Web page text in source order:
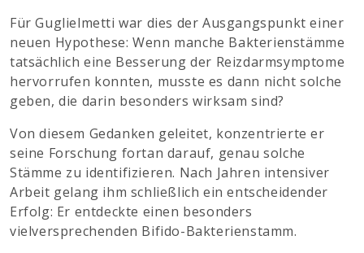
Für Guglielmetti war dies der Ausgangspunkt einer
neuen Hypothese: Wenn manche Bakterienstämme
tatsächlich eine Besserung der Reizdarmsymptome
hervorrufen konnten, musste es dann nicht solche
geben, die darin besonders wirksam sind?
Von diesem Gedanken geleitet, konzentrierte er
seine Forschung fortan darauf, genau solche
Stämme zu identifizieren. Nach Jahren intensiver
Arbeit gelang ihm schließlich ein entscheidender
Erfolg: Er entdeckte einen besonders
vielversprechenden Bifido-Bakterienstamm.